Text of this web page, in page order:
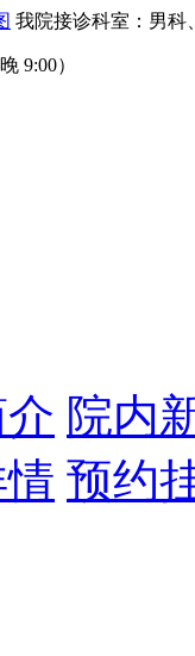
我院接诊科室：男科
9:00）
院内
预约